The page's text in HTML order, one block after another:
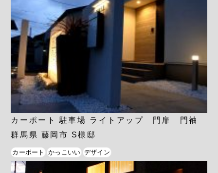
カーポート 駐車場 ライトアップ 門扉 門袖
群馬県 藤岡市 S様邸
カーポート かっこいい デザイン